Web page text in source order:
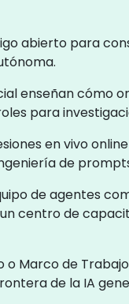
abierto para
enseñan cómo
para
en vivo
de
de agentes
centro de
Marco de
de la IA